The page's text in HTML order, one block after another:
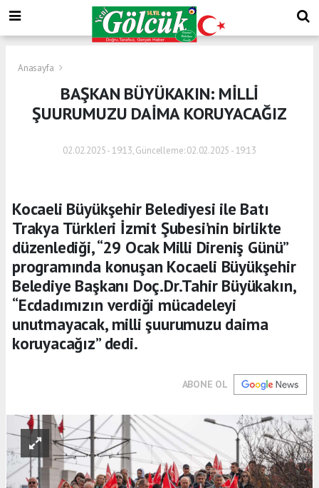
Anasayfa
BAŞKAN BÜYÜKAKIN: MİLLİ
ŞUURUMUZU DAİMA KORUYACAĞIZ
02.02.2025 - 19:13, Güncelleme: 02.02.2025 - 19:13
Kocaeli Büyükşehir Belediyesi ile Batı
Trakya Türkleri İzmit Şubesi’nin birlikte
düzenlediği, “29 Ocak Milli Direniş Günü”
programında konuşan Kocaeli Büyükşehir
Belediye Başkanı Doç.Dr.Tahir Büyükakın,
“Ecdadımızın verdiği mücadeleyi
unutmayacak, milli şuurumuzu daima
koruyacağız” dedi.
ABONE OL